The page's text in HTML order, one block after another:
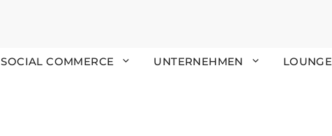
SOCIAL COMMERCE UNTERNEHMEN LOUNGE